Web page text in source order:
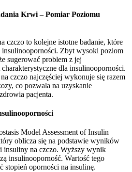
Krwi – Pomiar Poziomu
czczo to kolejne istotne badanie, które
Zbyt wysoki poziom
sugerować problem z jej
dla insulinooporności.
czczo najczęściej wykonuje się razem
co pozwala na uzyskanie
pacjenta.
Model Assessment of Insulin
oblicza się na podstawie wyników
insuliny na czczo. Wyższy wynik
insulinooporność. Wartość tego
stopień oporności na insulinę.